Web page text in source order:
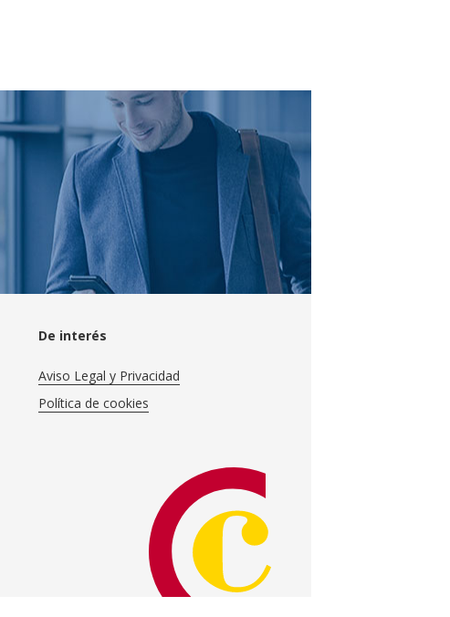
De interés
Aviso Legal y Privacidad
Política de cookies